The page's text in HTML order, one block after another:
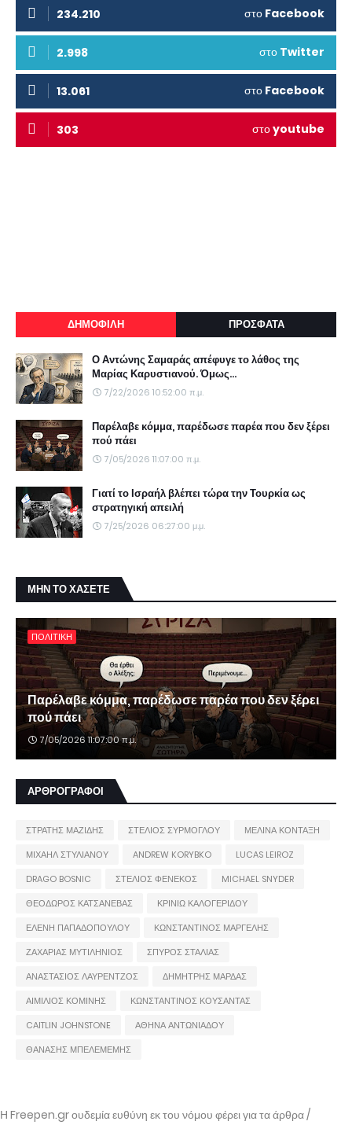
234.210 στο Facebook
2.998 στο Twitter
13.061 στο Facebook
303 στοyoutube
ΔΗΜΟΦΙΛΗ ΠΡΟΣΦΑΤΑ
Ο Αντώνης Σαμαράς απέφυγε το λάθος της
Μαρίας Καρυστιανού. Όμως...
7/22/2026 10:52:00 π.μ.
Παρέλαβε κόμμα, παρέδωσε παρέα που δεν ξέρει
πού πάει
7/05/2026 11:07:00 π.μ.
Γιατί το Ισραήλ βλέπει τώρα την Τουρκία ως
στρατηγική απειλή
7/25/2026 06:27:00 μ.μ.
ΜΗΝ ΤΟ ΧΑΣΕΤΕ
ΠΟΛΙΤΙΚΗ
Παρέλαβε κόμμα, παρέδωσε παρέα που δεν ξέρει
πού πάει
7/05/2026 11:07:00 π.μ.
ΑΡΘΡΟΓΡΑΦΟΙ
ΣΤΡΑΤΗΣ ΜΑΖΙΔΗΣ ΣΤΕΛΙΟΣ ΣΥΡΜΟΓΛΟΥ
ΜΕΛΙΝΑ ΚΟΝΤΑΞΗ
ΜΙΧΑΗΛ ΣΤΥΛΙΑΝΟΥ
ANDREW KORYBKO
LUCAS LEIROZ
DRAGO BOSNIC
ΣΤΕΛΙΟΣ ΦΕΝΕΚΟΣ
MICHAEL SNYDER
ΘΕΟΔΩΡΟΣ ΚΑΤΣΑΝΕΒΑΣ
ΚΡΙΝΙΩ ΚΑΛΟΓΕΡΙΔΟΥ
ΕΛΕΝΗ ΠΑΠΑΔΟΠΟΥΛΟΥ
ΚΩΝΣΤΑΝΤΙΝΟΣ ΜΑΡΓΕΛΗΣ
ΖΑΧΑΡΙΑΣ ΜΥΤΙΛΗΝΙΟΣ
ΣΠΥΡΟΣ ΣΤΑΛΙΑΣ
ΑΝΑΣΤΑΣΙΟΣ ΛΑΥΡΕΝΤΖΟΣ
ΔΗΜΗΤΡΗΣ ΜΑΡΔΑΣ
ΑΙΜΙΛΙΟΣ ΚΟΜΙΝΗΣ
ΚΩΝΣΤΑΝΤΙΝΟΣ ΚΟΥΣΑΝΤΑΣ
CAITLIN JOHNSTONE
ΑΘΗΝΑ ΑΝΤΩΝΙΑΔΟΥ
ΘΑΝΑΣΗΣ ΜΠΕΛΕΜΕΜΗΣ
Η Freepen.gr ουδεμία ευθύνη εκ του νόμου φέρει για τα άρθρα /